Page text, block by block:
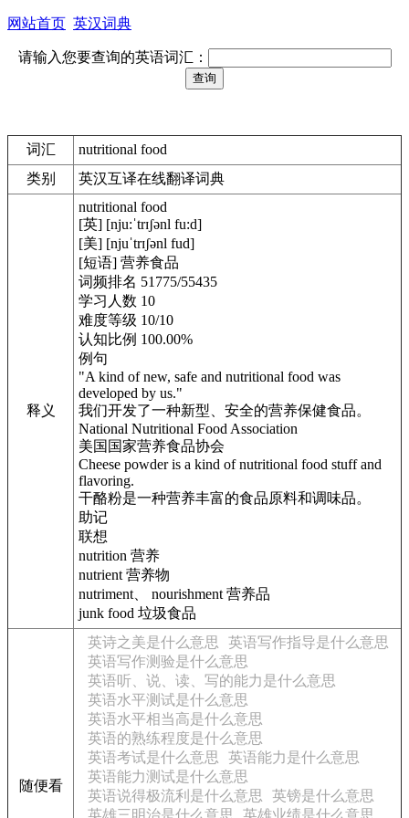
网站首页 英汉词典
请输入您要查询的英语词汇：
词汇
nutritional food
类别
英汉互译在线翻译词典
释义
nutritional food
[英] [nju:ˈtrɪʃənl fu:d]
[美] [njuˈtrɪʃənl fud]
[短语] 营养食品
词频排名 51775/55435
学习人数 10
难度等级 10/10
认知比例 100.00%
例句
"A kind of new, safe and nutritional food was
developed by us."
我们开发了一种新型、安全的营养保健食品。
National Nutritional Food Association
美国国家营养食品协会
Cheese powder is a kind of nutritional food stuff and
flavoring.
干酪粉是一种营养丰富的食品原料和调味品。
助记
联想
nutrition 营养
nutrient 营养物
nutriment、 nourishment 营养品
junk food 垃圾食品
随便看
英诗之美是什么意思
英语写作指导是什么意思
英语写作测验是什么意思
英语听、说、读、写的能力是什么意思
英语水平测试是什么意思
英语水平相当高是什么意思
英语的熟练程度是什么意思
英语考试是什么意思
英语能力是什么意思
英语能力测试是什么意思
英语说得极流利是什么意思
英镑是什么意思
英雄三明治是什么意思
英雄业绩是什么意思